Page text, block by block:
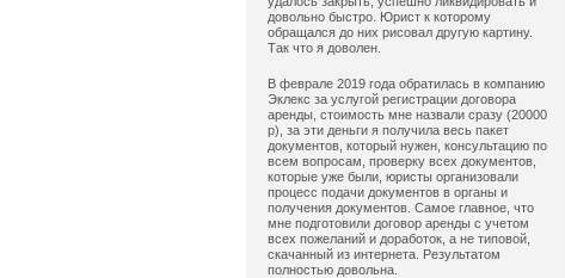
довольно быстро. Юрист к которому
обращался до них рисовал другую картину.
Так что я доволен.
В феврале 2019 года обратилась в компанию
Эклекс за услугой регистрации договора
аренды, стоимость мне назвали сразу (20000
р), за эти деньги я получила весь пакет
документов, который нужен, консультацию по
всем вопросам, проверку всех документов,
которые уже были, юристы организовали
процесс подачи документов в органы и
получения документов. Самое главное, что
мне подготовили договор аренды с учетом
всех пожеланий и доработок, а не типовой,
скачанный из интернета. Результатом
полностью довольна.